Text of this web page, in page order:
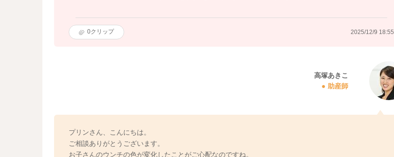
0クリップ 2025/12/9 18:55
高塚あきこ
助産師
プリンさん、こんにちは。
ご相談ありがとうございます。
お子さんのウンチの色が変化したことがご心配なのですね。